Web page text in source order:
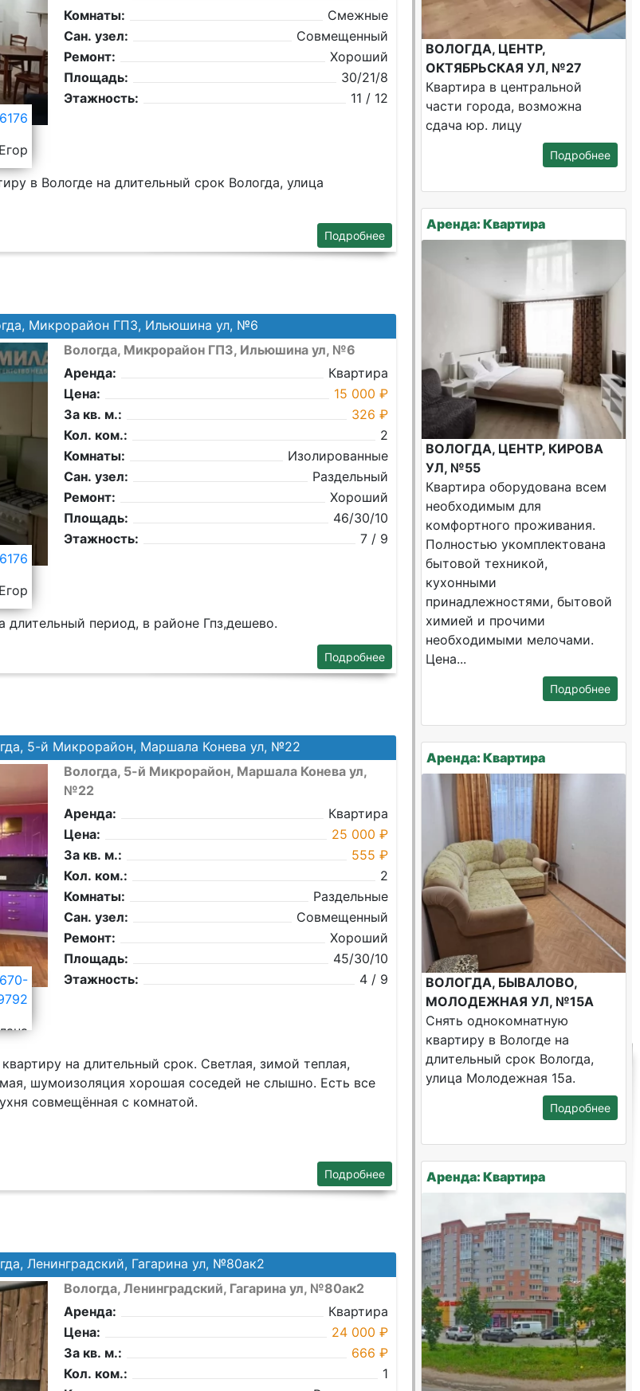
Комнаты:
Смежные
Сан. узел:
Совмещенный
Ремонт:
Хороший
Площадь:
30/21/8
Этажность:
11 / 12
в Вологде на длительный срок Вологда, улица
Подробнее
Микрорайон ГПЗ, Ильюшина ул, №6
Вологда, Микрорайон ГПЗ, Ильюшина ул, №6
Аренда:
Квартира
Цена:
15 000 ₽
За кв. м.:
326 ₽
Кол. ком.:
2
Комнаты:
Изолированные
Сан. узел:
Раздельный
Ремонт:
Хороший
Площадь:
46/30/10
Этажность:
7 / 9
длительный период, в районе Гпз,дешево.
Подробнее
5-й Микрорайон, Маршала Конева ул, №22
Вологда, 5-й Микрорайон, Маршала Конева ул,
№22
Аренда:
Квартира
Цена:
25 000 ₽
За кв. м.:
555 ₽
Кол. ком.:
2
Комнаты:
Раздельные
Сан. узел:
Совмещенный
Ремонт:
Хороший
Площадь:
45/30/10
Этажность:
4 / 9
на длительный срок. Светлая, зимой теплая,
шумоизоляция хорошая соседей не слышно. Есть все
совмещённая с комнатой.
Подробнее
Ленинградский, Гагарина ул, №80ак2
Вологда, Ленинградский, Гагарина ул, №80ак2
Аренда:
Квартира
Цена:
24 000 ₽
За кв. м.:
666 ₽
Кол. ком.:
1
ВОЛОГДА, ЦЕНТР,
ОКТЯБРЬСКАЯ УЛ, №27
Квартира в центральной
части города, возможна
сдача юр. лицу
Подробнее
Аренда: Квартира
ВОЛОГДА, ЦЕНТР, КИРОВА
УЛ, №55
Квартира оборудована всем
необходимым для
комфортного проживания.
Полностью укомплектована
бытовой техникой,
кухонными
принадлежностями, бытовой
химией и прочими
необходимыми мелочами.
Цена...
Подробнее
Аренда: Квартира
ВОЛОГДА, БЫВАЛОВО,
МОЛОДЕЖНАЯ УЛ, №15А
Снять однокомнатную
квартиру в Вологде на
длительный срок Вологда,
улица Молодежная 15а.
Подробнее
Аренда: Квартира